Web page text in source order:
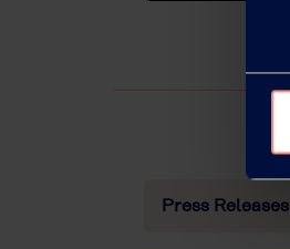
Press Releases